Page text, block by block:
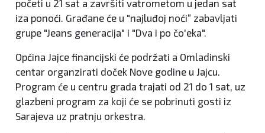
početi u 21 sat a završiti vatrometom u jedan sat
iza ponoći. Građane će u "najluđoj noći“ zabavljati
grupe "Jeans generacija" i "Dva i po čo'eka".
Općina Jajce financijski će podržati a Omladinski
centar organzirati doček Nove godine u Jajcu.
Program će u centru grada trajati od 21 do 1 sat, uz
glazbeni program za koji će se pobrinuti gosti iz
Sarajeva uz pratnju orkestra.